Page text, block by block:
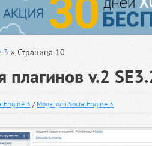
3 » Страница 10
плагинов v.2
3 / Моды для SocialEngine 3